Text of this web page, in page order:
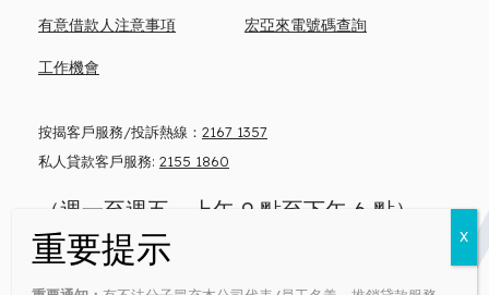
按揭客戶服務/投訴熱線： 2167 1357
私人貸款客戶服務: 2155 1860
（週一至週五，上午 9 點至下午 6 點）
有意借款人注意事項 宏亞來電號碼查詢
工作機會